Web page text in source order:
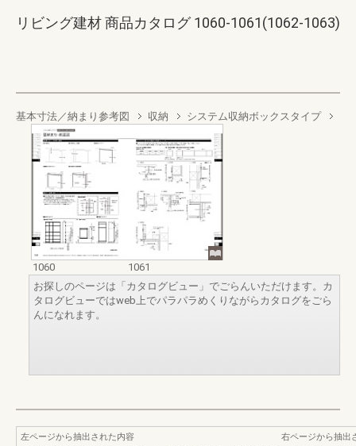
リビング建材 商品カタログ 1060-1061(1062-1063)
基本寸法／納まり参考図 収納 システム収納ボックスタイプ
1060
1061
お探しのページは「カタログビュー」でごらんいただけます。カ
タログビューではweb上でパラパラめくりながらカタログをごら
んになれます。
左ページから抽出された内容
右ページから抽出